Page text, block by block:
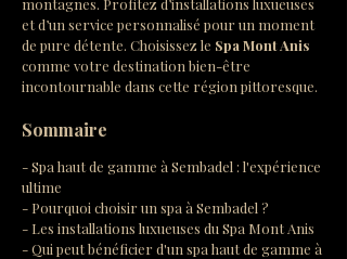
montagnes. Profitez d’installations luxueuses
et d’un service personnalisé pour un moment
de pure détente. Choisissez le Spa Mont Anis
comme votre destination bien-être
incontournable dans cette région pittoresque.
Sommaire
- Spa haut de gamme à Sembadel : l'expérience
ultime
- Pourquoi choisir un spa à Sembadel ?
- Les installations luxueuses du Spa Mont Anis
- Qui peut bénéficier d'un spa haut de gamme à